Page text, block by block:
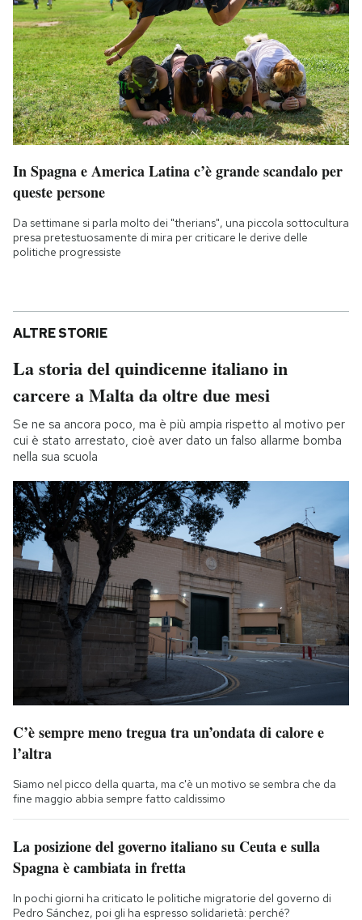
In Spagna e America Latina c’è grande scandalo per
queste persone
Da settimane si parla molto dei "therians", una piccola sottocultura
presa pretestuosamente di mira per criticare le derive delle
politiche progressiste
ALTRE STORIE
La storia del quindicenne italiano in
carcere a Malta da oltre due mesi
Se ne sa ancora poco, ma è più ampia rispetto al motivo per
cui è stato arrestato, cioè aver dato un falso allarme bomba
nella sua scuola
C’è sempre meno tregua tra un’ondata di calore e
l’altra
Siamo nel picco della quarta, ma c'è un motivo se sembra che da
fine maggio abbia sempre fatto caldissimo
La posizione del governo italiano su Ceuta e sulla
Spagna è cambiata in fretta
In pochi giorni ha criticato le politiche migratorie del governo di
Pedro Sánchez, poi gli ha espresso solidarietà: perché?